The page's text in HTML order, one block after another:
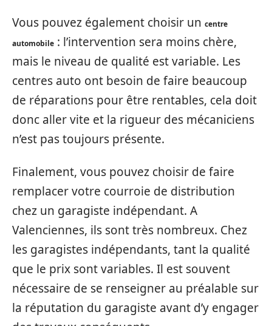
Vous pouvez également choisir un centre
automobile : l’intervention sera moins chère,
mais le niveau de qualité est variable. Les
centres auto ont besoin de faire beaucoup
de réparations pour être rentables, cela doit
donc aller vite et la rigueur des mécaniciens
n’est pas toujours présente.
Finalement, vous pouvez choisir de faire
remplacer votre courroie de distribution
chez un garagiste indépendant. A
Valenciennes, ils sont très nombreux. Chez
les garagistes indépendants, tant la qualité
que le prix sont variables. Il est souvent
nécessaire de se renseigner au préalable sur
la réputation du garagiste avant d’y engager